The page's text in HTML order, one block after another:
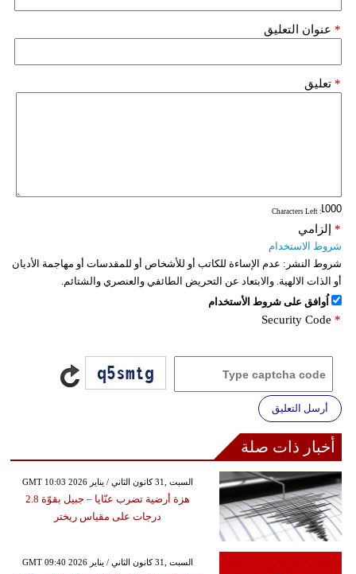
عنوان التعليق *
تعليق *
: Characters Left
إلزامي *
شروط الاستخدام
شروط النشر: عدم الإساءة للكاتب أو للأشخاص أو للمقدسات أو مهاجمة الأديان
أو الذات الالهية. والابتعاد عن التحريض الطائفي والعنصري والشتائم.
اُوافق على شروط الأستخدام
Security Code *
أرسل التعليق
أخبار ذات صلة
GMT 10:03 2026 السبت ,31 كانون الثاني / يناير
هزة أرضية تضرب عنّايا – جبيل بقوّة 2.8
درجات على مقياس ريختر
GMT 09:40 2026 السبت ,31 كانون الثاني / يناير